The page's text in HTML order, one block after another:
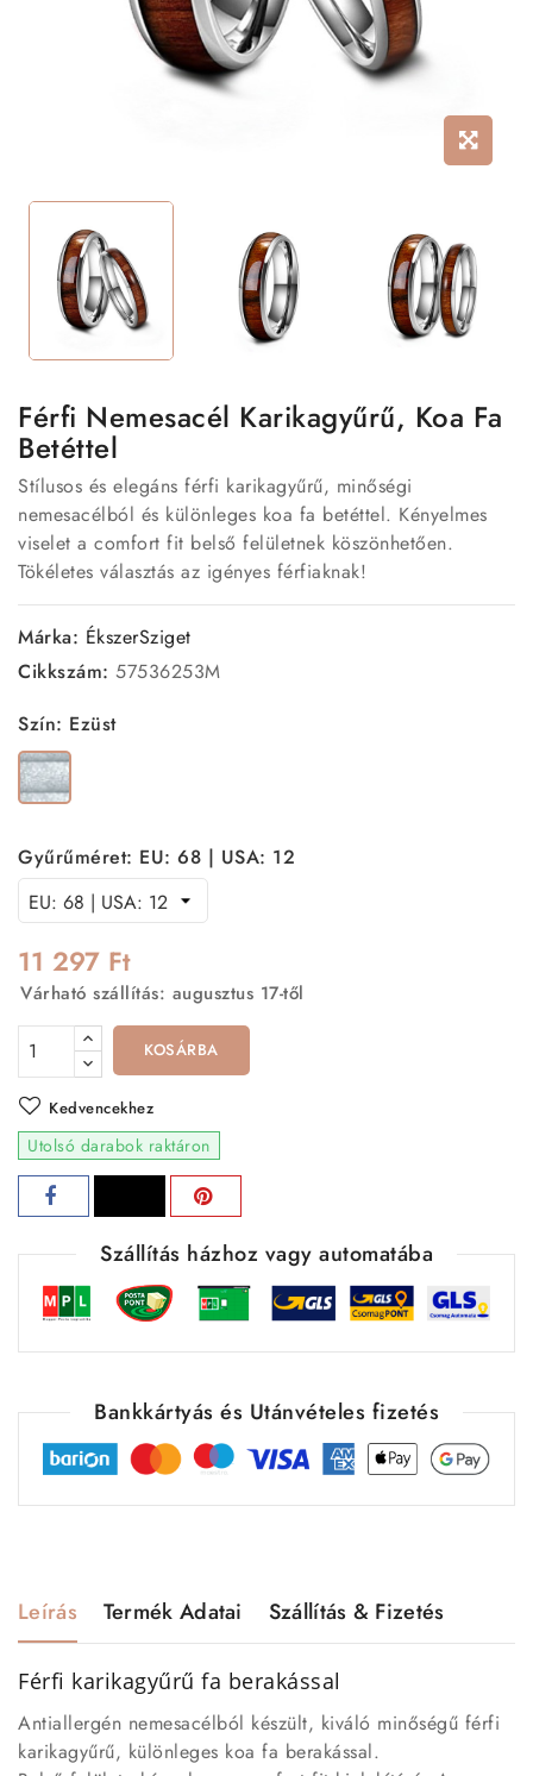
Férfi Nemesacél Karikagyűrű, Koa Fa
Betéttel
Stílusos és elegáns férfi karikagyűrű, minőségi
nemesacélból és különleges koa fa betéttel. Kényelmes
viselet a comfort fit belső felületnek köszönhetően.
Tökéletes választás az igényes férfiaknak!
Márka: ÉkszerSziget
Cikkszám: 57536253M
Szín: Ezüst
Ezüst
Gyűrűméret: EU: 68 | USA: 12
11 297 Ft
Várható szállítás: augusztus 17-től
KOSÁRBA
Kedvencekhez
Utolsó darabok raktáron
Szállítás házhoz vagy automatába
Bankkártyás és Utánvételes fizetés
Leírás Termék Adatai Szállítás & Fizetés
Férfi karikagyűrű fa berakással
Antiallergén nemesacélból készült, kiváló minőségű férfi
karikagyűrű, különleges koa fa berakással.